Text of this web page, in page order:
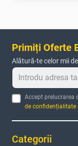
Primiți Oferte
Alătură-te celor mii
Accept prelucrarea
de confidențialitate
Categorii